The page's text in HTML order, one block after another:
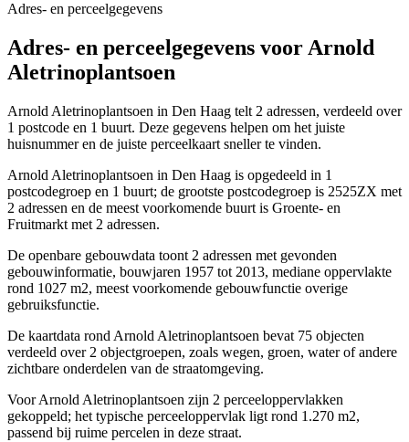
Adres- en perceelgegevens
Adres- en perceelgegevens voor Arnold
Aletrinoplantsoen
Arnold Aletrinoplantsoen in Den Haag telt 2 adressen, verdeeld over
1 postcode en 1 buurt. Deze gegevens helpen om het juiste
huisnummer en de juiste perceelkaart sneller te vinden.
Arnold Aletrinoplantsoen in Den Haag is opgedeeld in 1
postcodegroep en 1 buurt; de grootste postcodegroep is 2525ZX met
2 adressen en de meest voorkomende buurt is Groente- en
Fruitmarkt met 2 adressen.
De openbare gebouwdata toont 2 adressen met gevonden
gebouwinformatie, bouwjaren 1957 tot 2013, mediane oppervlakte
rond 1027 m2, meest voorkomende gebouwfunctie overige
gebruiksfunctie.
De kaartdata rond Arnold Aletrinoplantsoen bevat 75 objecten
verdeeld over 2 objectgroepen, zoals wegen, groen, water of andere
zichtbare onderdelen van de straatomgeving.
Voor Arnold Aletrinoplantsoen zijn 2 perceeloppervlakken
gekoppeld; het typische perceeloppervlak ligt rond 1.270 m2,
passend bij ruime percelen in deze straat.